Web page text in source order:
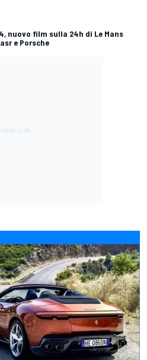
nuovo film sulla 24h di Le Mans
e Porsche